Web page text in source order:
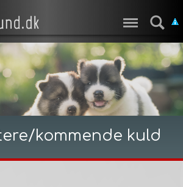
kommende kuld